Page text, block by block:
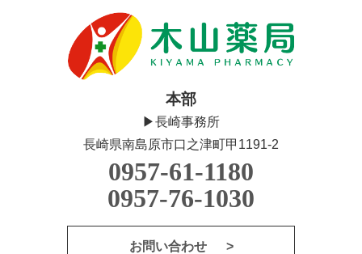
本部
▶長崎事務所
長崎県南島原市口之津町甲1191-2
0957-61-1180
0957-76-1030
お問い合わせ